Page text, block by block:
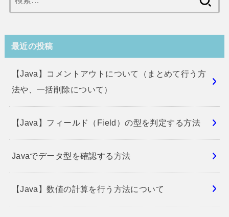
索:
最近の投稿
【Java】コメントアウトについて（まとめて行う方
法や、一括削除について）
【Java】フィールド（Field）の型を判定する方法
Javaでデータ型を確認する方法
【Java】数値の計算を行う方法について